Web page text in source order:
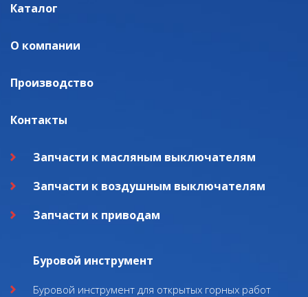
Каталог
О компании
Производство
Контакты
Запчасти к масляным выключателям
Запчасти к воздушным выключателям
Запчасти к приводам
Буровой инструмент
Буровой инструмент для открытых горных работ